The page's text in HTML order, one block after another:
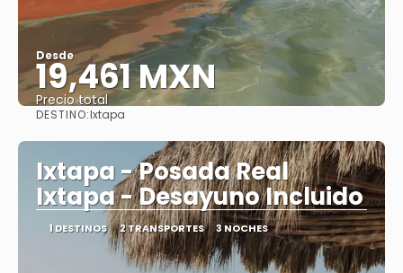
Desde
19,461 MXN
Precio total
DESTINO:Ixtapa
Ixtapa - Posada Real
Ixtapa - Desayuno Incluido
1 DESTINOS 2 TRANSPORTES 3 NOCHES